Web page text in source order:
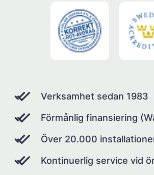
Verksamhet sedan 1983
Förmånlig finansiering
Över 20.000
Kontinuerlig service vid